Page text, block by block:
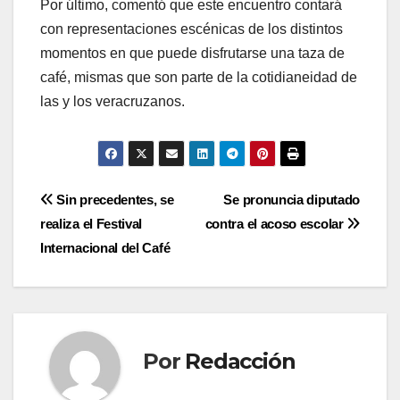
Por último, comentó que este encuentro contará
con representaciones escénicas de los distintos
momentos en que puede disfrutarse una taza de
café, mismas que son parte de la cotidianeidad de
las y los veracruzanos.
Navegación
de
entradas
Se pronuncia diputado
contra el acoso escolar
Sin precedentes, se
realiza el Festival
Internacional del Café
Por Redacción